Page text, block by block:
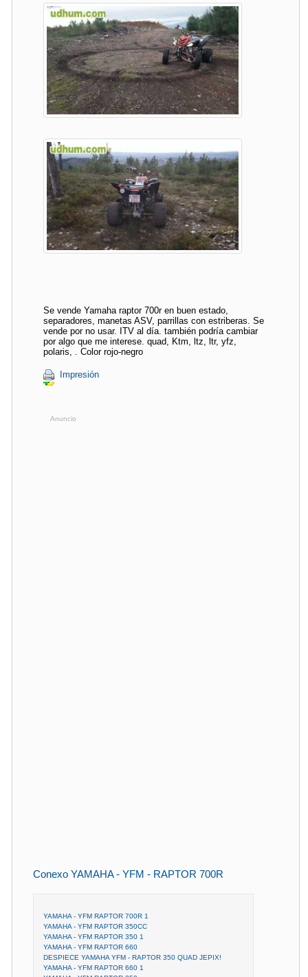
Se vende Yamaha raptor 700r en buen estado,
separadores, manetas ASV, parrillas con estriberas. Se
vende por no usar. ITV al día. también podría cambiar
por algo que me interese. quad, Ktm, ltz, ltr, yfz,
polaris, . Color rojo-negro
Impresión
Anuncio
Conexo YAMAHA - YFM - RAPTOR 700R
YAMAHA - YFM RAPTOR 700R 1
YAMAHA - YFM RAPTOR 350CC
YAMAHA - YFM RAPTOR 350 1
YAMAHA - YFM RAPTOR 660
DESPIECE YAMAHA YFM - RAPTOR 350 QUAD JEPIX!
YAMAHA - YFM RAPTOR 660 1